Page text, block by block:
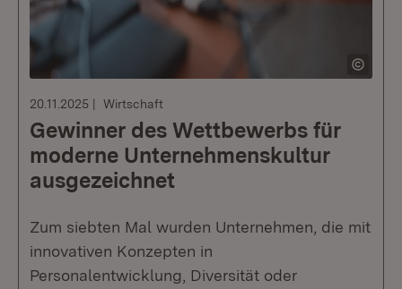
20.11.2025 Wirtschaft
Gewinner des Wettbewerbs für
moderne Unternehmenskultur
ausgezeichnet
Zum siebten Mal wurden Unternehmen, die mit
innovativen Konzepten in
Personalentwicklung, Diversität oder